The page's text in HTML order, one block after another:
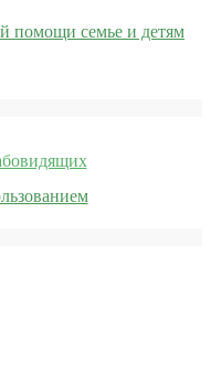
помощи семье и детям